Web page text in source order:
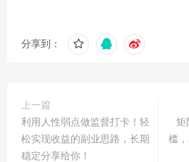
分享到：
上一篇
利用人性弱点做监督打卡！轻
松实现收益的副业思路，长期
稳定分享给你！
矩
槛